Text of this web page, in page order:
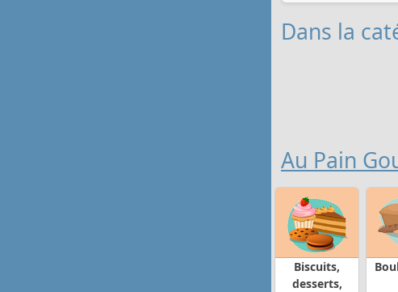
Dans la
Au Pain
Biscuits,
desserts,